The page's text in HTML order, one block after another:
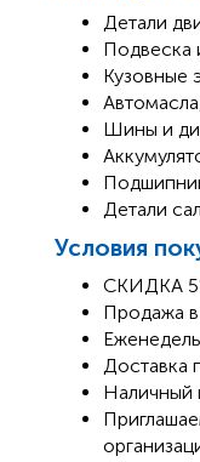
Детали
Подвеска
Кузовные
Шины и
Детали
Условия
СКИДКА
Продажа
Доставка
Наличный